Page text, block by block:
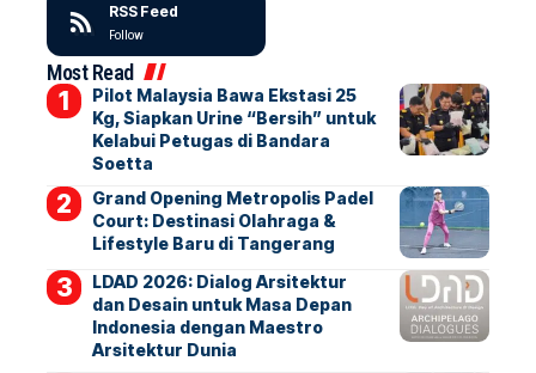
RSS Feed
Follow
Most Read
Pilot Malaysia Bawa Ekstasi 25
Kg, Siapkan Urine “Bersih” untuk
Kelabui Petugas di Bandara
Soetta
Grand Opening Metropolis Padel
Court: Destinasi Olahraga &
Lifestyle Baru di Tangerang
LDAD 2026: Dialog Arsitektur
dan Desain untuk Masa Depan
Indonesia dengan Maestro
Arsitektur Dunia